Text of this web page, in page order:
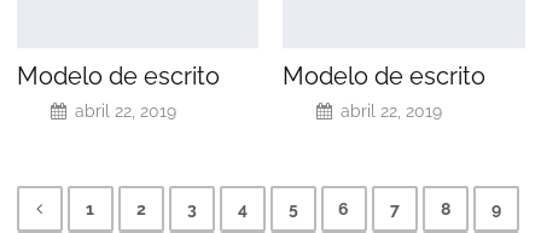
Modelo de escrito
abril 22, 2019
Modelo de escrito
abril 22, 2019
1 2 3 4 5 6 7 8 9